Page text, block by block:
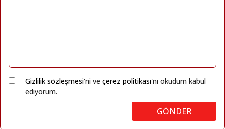
Gizlilik sözleşmesi'ni ve çerez politikası'nı okudum kabul
ediyorum.
GÖNDER